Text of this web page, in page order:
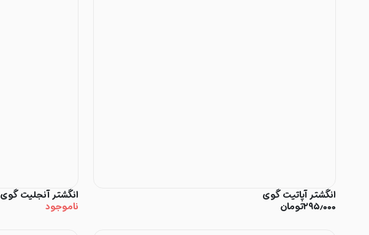
انگشتر آپاتیت گوی
۲۹۵٫۰۰۰تومان
انگشتر آنجلیت گوی
ناموجود